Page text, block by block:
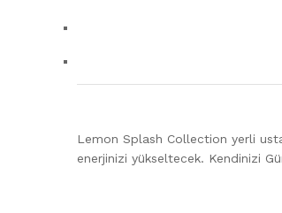
Lemon Splash Collection yerli
enerjinizi yükseltecek. Kendinizi